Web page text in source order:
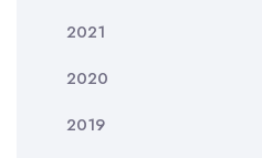
2021
2020
2019